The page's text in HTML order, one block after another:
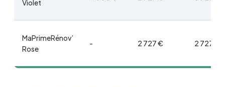
Violet
MaPrimeRénov’
Rose
- 2 727 € 2 727 €